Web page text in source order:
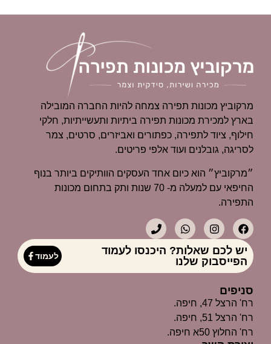
מרקוביץ מכונות תפירה צמחה להיות החברה המובילה
בארץ למכירת מכונות תפירה ביתיות ותעשייתיות, חלקי
חילוף, ציוד לתפירה, כפתורים ואביזרים, סרטים, צמר
לסריגה, גובלנים ועוד אלפי פריטים.
״מרקוביץ״ הוא כיום אחד העסקים הוותיקים ביותר בנוף
החיפאי עם למעלה מ- 70 שנות ותק בתחום מכונות
התפירה.
יש לכם שאלות? היכנסו לעמוד
הפייסבוק שלנו
לעמוד
סניפים
רח' הרצל 47, חיפה.
רח' הרצל 51, חיפה.
רח' החלוץ 50א חיפה.